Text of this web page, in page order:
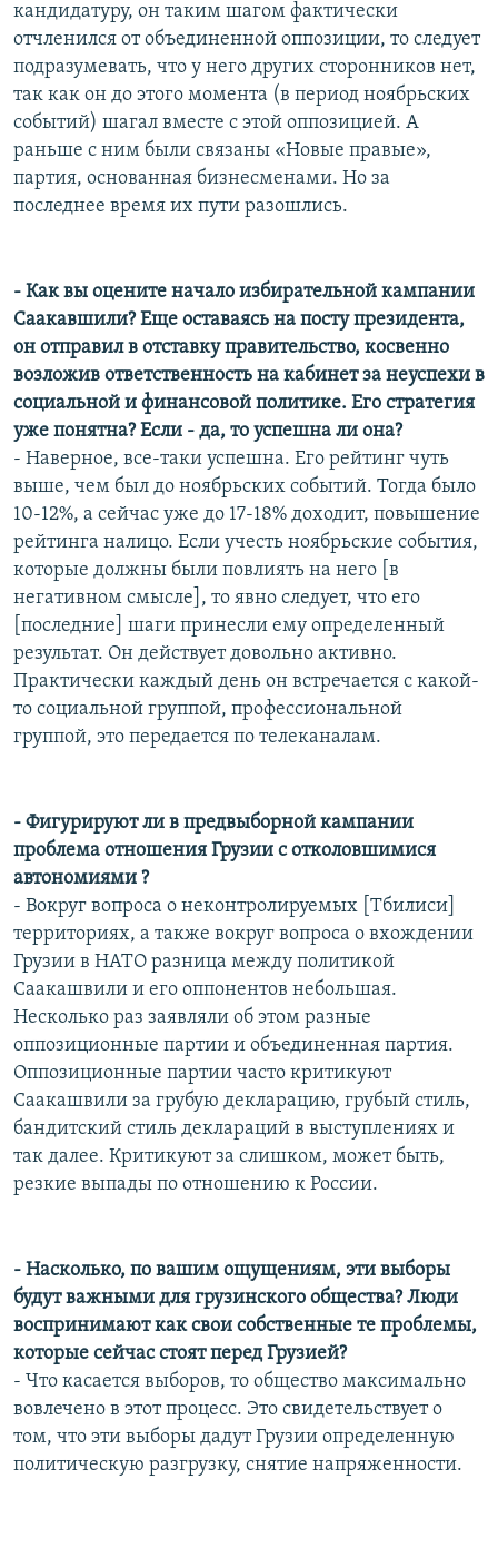
кандидатуру, он таким шагом фактически
отчленился от объединенной оппозиции, то следует
подразумевать, что у него других сторонников нет,
так как он до этого момента (в период ноябрьских
событий) шагал вместе с этой оппозицией. А
раньше с ним были связаны «Новые правые»,
партия, основанная бизнесменами. Но за
последнее время их пути разошлись.
- Как вы оцените начало избирательной кампании
Саакавшили? Еще оставаясь на посту президента,
он отправил в отставку правительство, косвенно
возложив ответственность на кабинет за неуспехи в
социальной и финансовой политике. Его стратегия
уже понятна? Если - да, то успешна ли она?
- Наверное, все-таки успешна. Его рейтинг чуть
выше, чем был до ноябрьских событий. Тогда было
10-12%, а сейчас уже до 17-18% доходит, повышение
рейтинга налицо. Если учесть ноябрьские события,
которые должны были повлиять на него [в
негативном смысле], то явно следует, что его
[последние] шаги принесли ему определенный
результат. Он действует довольно активно.
Практически каждый день он встречается с какой-
то социальной группой, профессиональной
группой, это передается по телеканалам.
- Фигурируют ли в предвыборной кампании
проблема отношения Грузии с отколовшимися
автономиями ?
- Вокруг вопроса о неконтролируемых [Тбилиси]
территориях, а также вокруг вопроса о вхождении
Грузии в НАТО разница между политикой
Саакашвили и его оппонентов небольшая.
Несколько раз заявляли об этом разные
оппозиционные партии и объединенная партия.
Оппозиционные партии часто критикуют
Саакашвили за грубую декларацию, грубый стиль,
бандитский стиль деклараций в выступлениях и
так далее. Критикуют за слишком, может быть,
резкие выпады по отношению к России.
- Насколько, по вашим ощущениям, эти выборы
будут важными для грузинского общества? Люди
воспринимают как свои собственные те проблемы,
которые сейчас стоят перед Грузией?
- Что касается выборов, то общество максимально
вовлечено в этот процесс. Это свидетельствует о
том, что эти выборы дадут Грузии определенную
политическую разгрузку, снятие напряженности.